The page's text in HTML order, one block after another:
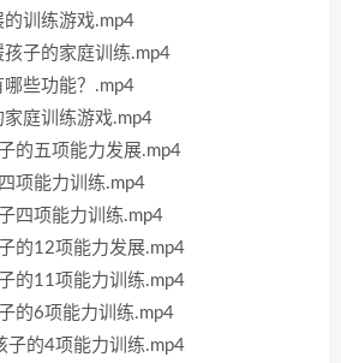
训练游戏.mp4
子的家庭训练.mp4
些功能？.mp4
庭训练游戏.mp4
的五项能力发展.mp4
项能力训练.mp4
四项能力训练.mp4
的12项能力发展.mp4
的11项能力训练.mp4
的6项能力训练.mp4
的4项能力训练.mp4